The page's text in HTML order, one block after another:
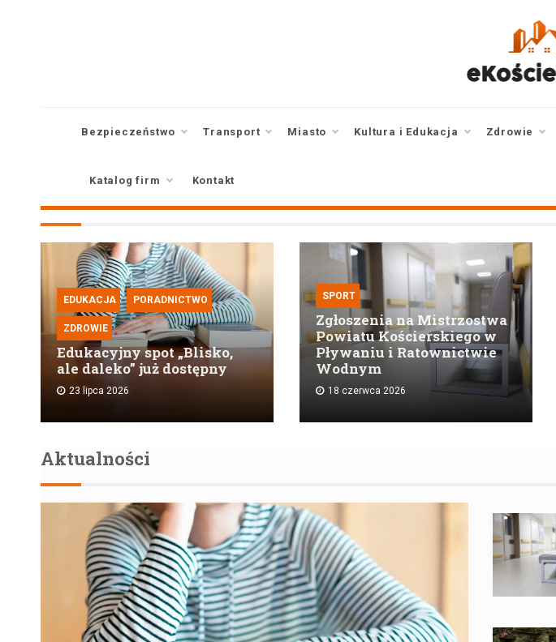
Bezpieczeństwo Transport Miasto Kultura i Edukacja Zdrowie
Katalog firm Kontakt
EDUKACJA PORADNICTWO
ZDROWIE
Edukacyjny spot „Blisko,
ale daleko” już dostępny
23 lipca 2026
SPORT
Zgłoszenia na Mistrzostwa
Powiatu Kościerskiego w
Pływaniu i Ratownictwie
Wodnym
18 czerwca 2026
Aktualności